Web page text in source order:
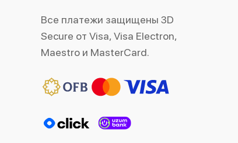
Все платежи защищены 3D
Secure от Visa, Visa Electron,
Maestro и MasterCard.